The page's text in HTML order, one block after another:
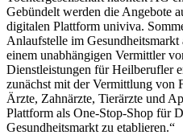
Gebündelt werden die Angebote
digitalen Plattform univiva.
Anlaufstelle im Gesundheitsmarkt
einem unabhängigen Vermittler
Dienstleistungen für Heilberufler
zunächst mit der Vermittlung von
Ärzte, Zahnärzte, Tierärzte und
Plattform als One-Stop-Shop für
Gesundheitsmarkt zu etablieren.“